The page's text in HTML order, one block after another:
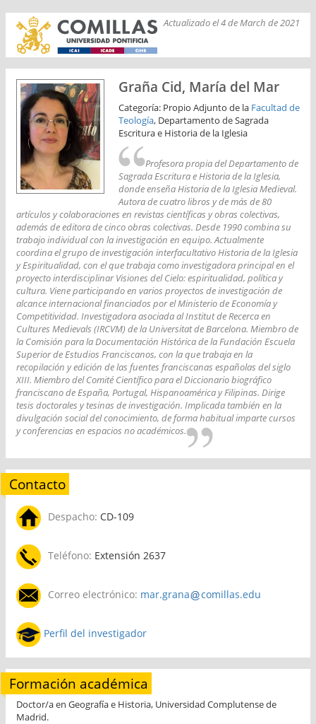
Actualizado el 4 de March de 2021
Graña Cid, María del Mar
Categoría: Propio Adjunto de la Facultad de
Teología, Departamento de Sagrada
Escritura e Historia de la Iglesia
Profesora propia del Departamento de
Sagrada Escritura e Historia de la Iglesia,
donde enseña Historia de la Iglesia Medieval.
Autora de cuatro libros y de más de 80
artículos y colaboraciones en revistas científicas y obras colectivas,
además de editora de cinco obras colectivas. Desde 1990 combina su
trabajo individual con la investigación en equipo. Actualmente
coordina el grupo de investigación interfacultativo Historia de la Iglesia
y Espiritualidad, con el que trabaja como investigadora principal en el
proyecto interdisciplinar Visiones del Cielo: espiritualidad, política y
cultura. Viene participando en varios proyectos de investigación de
alcance internacional financiados por el Ministerio de Economía y
Competitividad. Investigadora asociada al Institut de Recerca en
Cultures Medievals (IRCVM) de la Universitat de Barcelona. Miembro de
la Comisión para la Documentación Histórica de la Fundación Escuela
Superior de Estudios Franciscanos, con la que trabaja en la
recopilación y edición de las fuentes franciscanas españolas del siglo
XIII. Miembro del Comité Científico para el Diccionario biográfico
franciscano de España, Portugal, Hispanoamérica y Filipinas. Dirige
tesis doctorales y tesinas de investigación. Implicada también en la
divulgación social del conocimiento, de forma habitual imparte cursos
y conferencias en espacios no académicos.
Contacto
Despacho: CD-109
Teléfono: Extensión 2637
Correo electrónico: mar.grana comillas.edu
Perfil del investigador
Formación académica
Doctor/a en Geografía e Historia, Universidad Complutense de
Madrid.